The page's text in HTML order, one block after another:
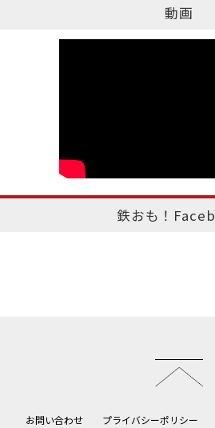
動画
鉄おも！
お問い合わせ プライバシーポリシー